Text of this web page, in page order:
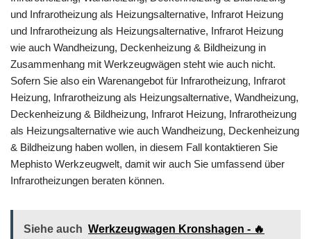
und Infrarotheizung als Heizungsalternative, Infrarot Heizung
und Infrarotheizung als Heizungsalternative, Infrarot Heizung
wie auch Wandheizung, Deckenheizung & Bildheizung in
Zusammenhang mit Werkzeugwägen steht wie auch nicht.
Sofern Sie also ein Warenangebot für Infrarotheizung, Infrarot
Heizung, Infrarotheizung als Heizungsalternative, Wandheizung,
Deckenheizung & Bildheizung, Infrarot Heizung, Infrarotheizung
als Heizungsalternative wie auch Wandheizung, Deckenheizung
& Bildheizung haben wollen, in diesem Fall kontaktieren Sie
Mephisto Werkzeugwelt, damit wir auch Sie umfassend über
Infrarotheizungen beraten können.
Siehe auch Werkzeugwagen Kronshagen - 🔥